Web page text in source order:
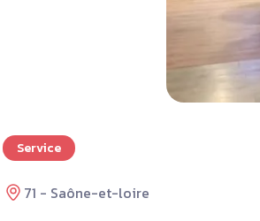
Service
71 - Saône-et-loire